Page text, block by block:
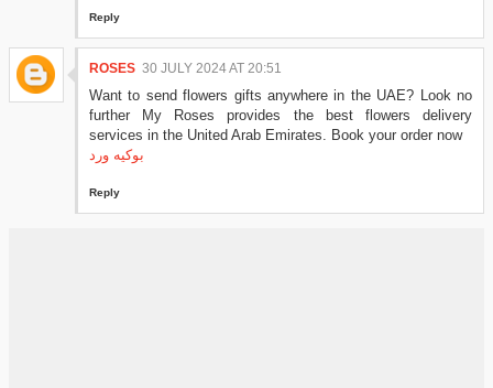
Reply
ROSES 30 JULY 2024 AT 20:51
Want to send flowers gifts anywhere in the UAE? Look no
further My Roses provides the best flowers delivery
services in the United Arab Emirates. Book your order now
بوكيه ورد
Reply